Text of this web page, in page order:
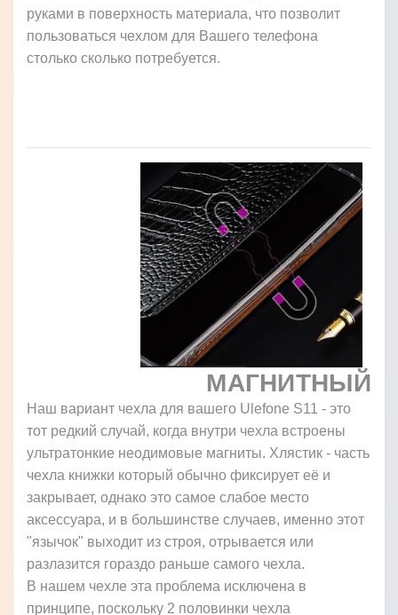
руками в поверхность материала, что позволит
пользоваться чехлом для Вашего телефона
столько сколько потребуется.
МАГНИТНЫЙ
Наш вариант чехла для вашего Ulefone S11 - это
тот редкий случай, когда внутри чехла встроены
ультратонкие неодимовые магниты. Хлястик - часть
чехла книжки который обычно фиксирует её и
закрывает, однако это самое слабое место
аксессуара, и в большинстве случаев, именно этот
"язычок" выходит из строя, отрывается или
разлазится гораздо раньше самого чехла.
В нашем чехле эта проблема исключена в
принципе, поскольку 2 половинки чехла